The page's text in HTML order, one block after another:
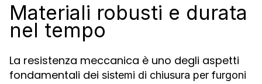
Materiali robusti e durata
nel tempo
La resistenza meccanica è uno degli aspetti
fondamentali dei sistemi di chiusura per furgoni